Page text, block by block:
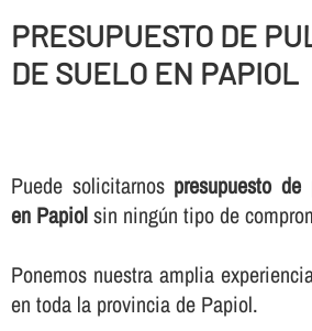
PRESUPUESTO DE
DE SUELO EN PAPIOL
Puede solicitarnos presupuesto
en Papiolsin ningún tipo de
Ponemos nuestra amplia
en toda la provincia de Papiol.